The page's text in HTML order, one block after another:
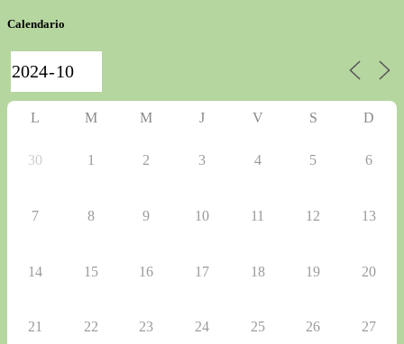
Calendario
L M M J V S D
30 1 2 3 4 5 6
7 8 9 10 11 12 13
14 15 16 17 18 19 20
21 22 23 24 25 26 27